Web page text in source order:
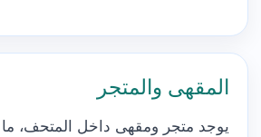
المقهى والمتجر
يوجد متجر ومقهى داخل المتحف، ما